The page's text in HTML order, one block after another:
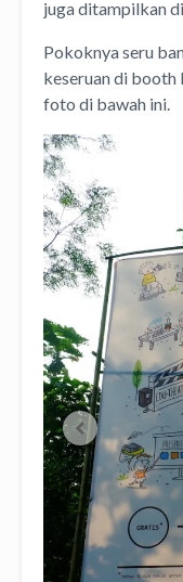
juga ditampilkan
Pokoknya seru
keseruan di booth
foto di bawah ini.